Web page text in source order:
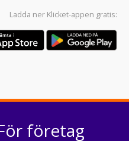
Ladda ner Klicket-appen gratis:
företag